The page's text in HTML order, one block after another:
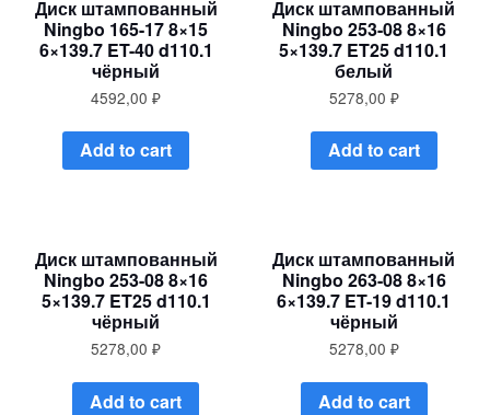
Диск штампованный
Ningbo 165-17 8×15
6×139.7 ET-40 d110.1
чёрный
4592,00₽
Add to cart
Диск штампованный
Ningbo 253-08 8×16
5×139.7 ET25 d110.1
белый
5278,00 ₽
Add to cart
Диск штампованный
Ningbo 253-08 8×16
5×139.7 ET25 d110.1
чёрный
5278,00₽
Add to cart
Диск штампованный
Ningbo 263-08 8×16
6×139.7 ET-19 d110.1
чёрный
5278,00 ₽
Add to cart